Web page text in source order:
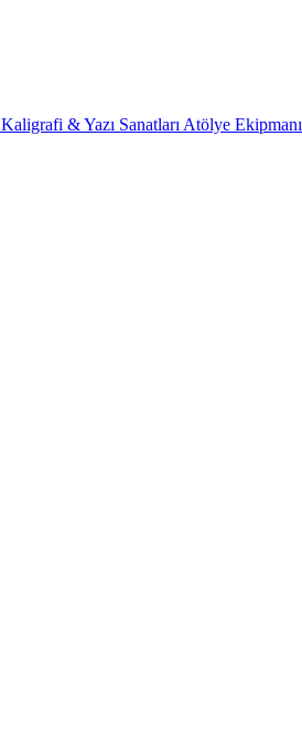
Kaligrafi & Yazı Sanatları Atölye Ekipmanı